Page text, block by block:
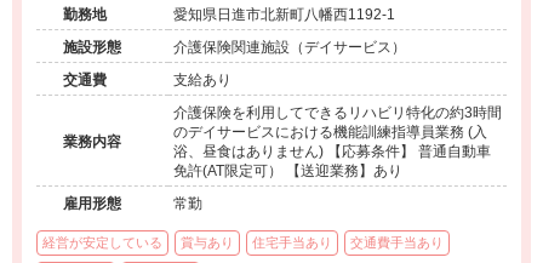
を続ける大手安定法人で働くリハビリ特化型デイサービス◆
勤務地
愛知県日進市北新町八幡西1192-1
施設形態
介護保険関連施設（デイサービス）
交通費
支給あり
業務内容
介護保険を利用してできるリハビリ特化の約3時間
のデイサービスにおける機能訓練指導員業務 (入
浴、昼食はありません) 【応募条件】 普通自動車
免許(AT限定可） 【送迎業務】あり
雇用形態
常勤
経営が安定している 賞与あり 住宅手当あり 交通費手当あり